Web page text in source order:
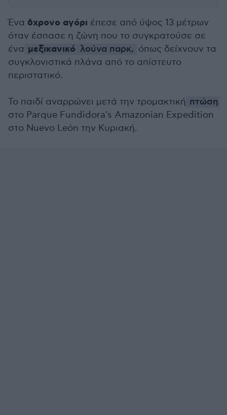
Ένα 6χρονο αγόρι έπεσε από ύψος 13 μέτρων
όταν έσπασε η ζώνη που το συγκρατούσε σε
ένα μεξικανικό λούνα παρκ, όπως δείχνουν τα
συγκλονιστικά πλάνα από το απίστευτο
περιστατικό.
Το παιδί αναρρώνει μετά την τρομακτική πτώση
στο Parque Fundidora's Amazonian Expedition
στο Nuevo León την Κυριακή.